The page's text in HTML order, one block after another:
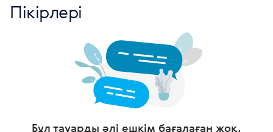
Пікірлері
Бұл тауарды әлі ешкім бағалаған жоқ.